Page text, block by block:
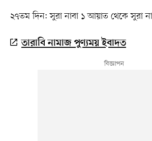
২৭তম দিন: সুরা নাবা ১ আয়াত থেকে সুরা
তারাবি নামাজ পুণ্যময় ইবাদত